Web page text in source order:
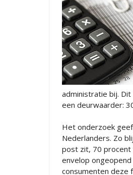
administratie bij.
een deurwaarder:
Het onderzoek
Nederlanders. Zo
post zit, 70 procent
envelop
consumenten deze